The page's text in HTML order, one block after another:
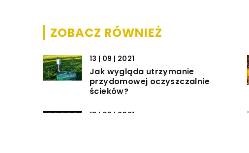
ZOBACZ RÓWNIEŻ
13 | 09 | 2021
Jak wygląda utrzymanie
przydomowej oczyszczalnie
ścieków?
13 | 08 | 2021